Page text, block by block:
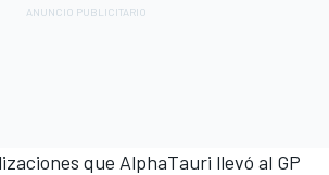
que AlphaTauri llevó al GP